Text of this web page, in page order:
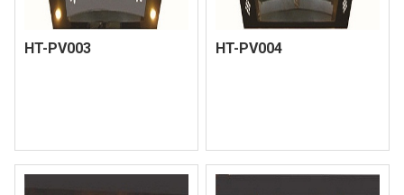
HT-PV003 HT-PV004